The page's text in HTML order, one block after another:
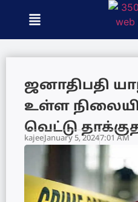
ஜனாதிபதி
உள்ள
வெட்டு
kajee January 5, 20247:01 AM